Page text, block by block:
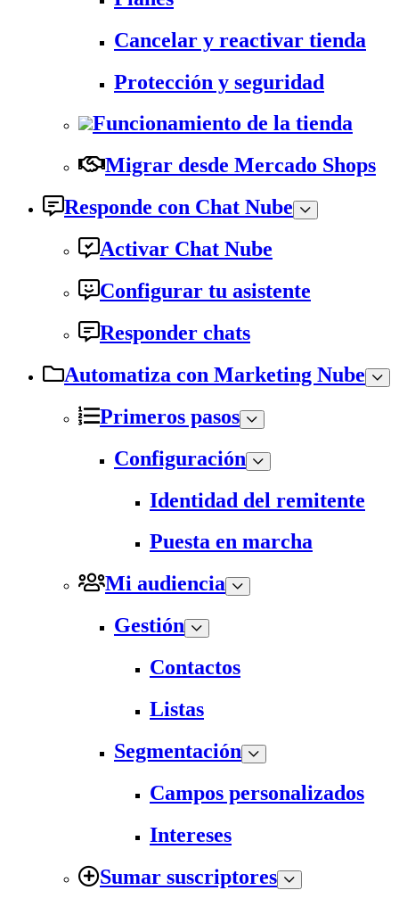
Cancelar y reactivar tienda
Protección y seguridad
Funcionamiento de la tienda
Migrar desde Mercado Shops
Responde con Chat Nube
Activar Chat Nube
Configurar tu asistente
Responder chats
Automatiza con Marketing Nube
Primeros pasos
Configuración
Identidad del remitente
Puesta en marcha
Mi audiencia
Gestión
Contactos
Listas
Segmentación
Campos personalizados
Intereses
Sumar suscriptores